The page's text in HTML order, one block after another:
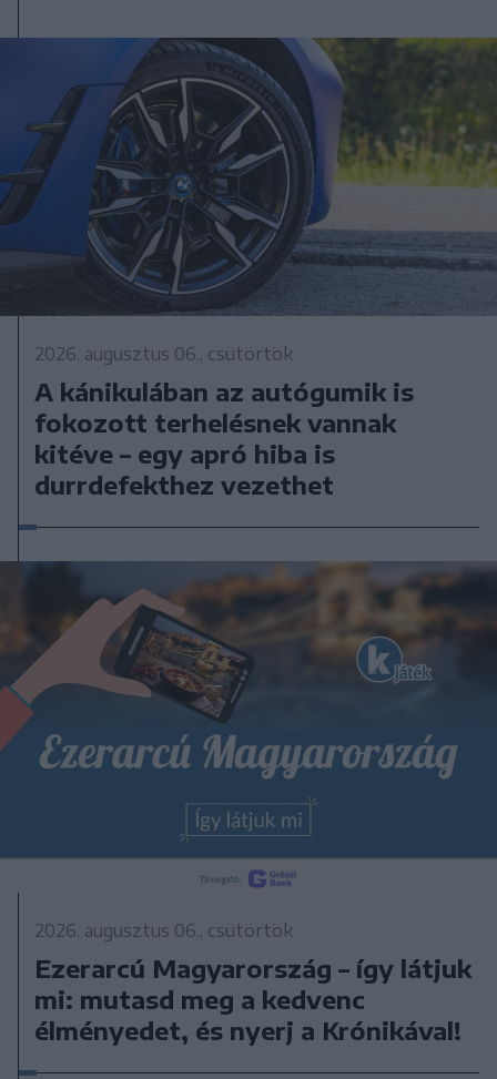
2026. augusztus 06., csütörtök
A kánikulában az autógumik is
fokozott terhelésnek vannak
kitéve – egy apró hiba is
durrdefekthez vezethet
2026. augusztus 06., csütörtök
Ezerarcú Magyarország – így látjuk
mi: mutasd meg a kedvenc
élményedet, és nyerj a Krónikával!